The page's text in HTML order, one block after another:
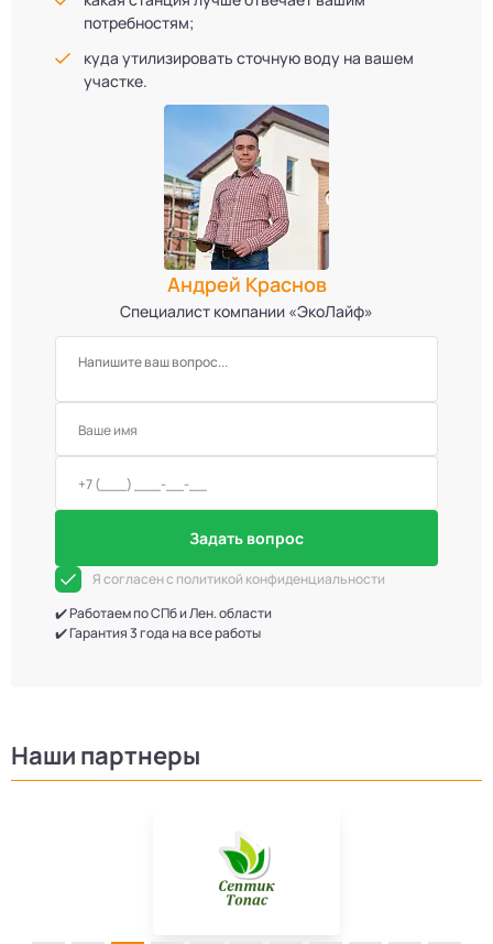
потребностям;
куда утилизировать сточную воду на вашем
участке.
Андрей Краснов
Специалист компании «ЭкоЛайф»
Задать вопрос
Я согласен с политикой конфиденциальности
✔️ Работаем по СПб и Лен. области
✔️ Гарантия 3 года на все работы
Наши партнеры